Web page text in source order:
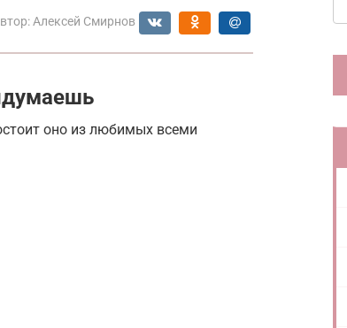
Алексей Смирнов
оно из любимых всеми